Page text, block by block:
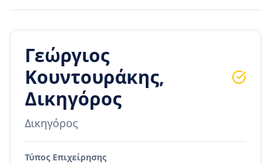
Γεώργιος
Κουντουράκης,
Δικηγόρος
Δικηγόρος
Τύπος Επιχείρησης